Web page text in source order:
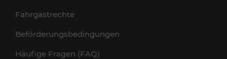
Fahrgastrechte
Beförderungsbedingungen
Häufige Fragen (FAQ)